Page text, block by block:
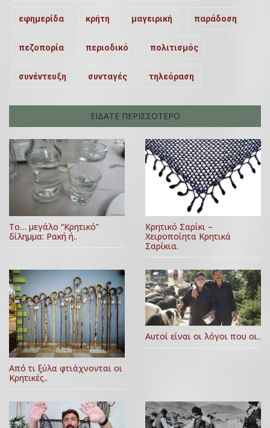
εφημερίδα κρήτη μαγειρική παράδοση
πεζοπορία περιοδικό πολιτισμός
συνέντευξη συνταγές τηλεόραση
ΕΙΔΑΤΕ ΠΕΡΙΣΣΟΤΕΡΟ
Το… μεγάλο “Κρητικό”
δίλημμα: Ρακή ή..
Κρητικό Σαρίκι –
Χειροποίητα Κρητικά
Σαρίκια.
Από τι ξύλα φτιάχνονται οι
Κρητικές..
Αυτοί είναι οι λόγοι που οι..